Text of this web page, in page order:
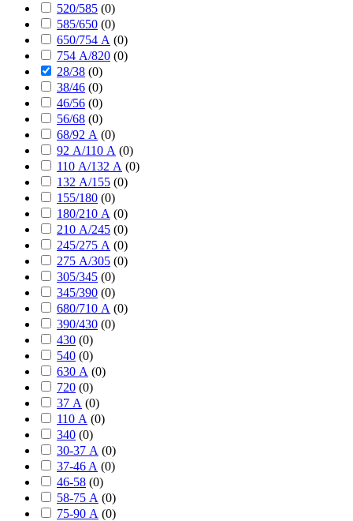
520/585 (0)
585/650 (0)
650/754 А (0)
754 А/820 (0)
28/38 (0)
38/46 (0)
46/56 (0)
56/68 (0)
68/92 А (0)
92 А/110 А (0)
110 А/132 А (0)
132 А/155 (0)
155/180 (0)
180/210 А (0)
210 А/245 (0)
245/275 А (0)
275 А/305 (0)
305/345 (0)
345/390 (0)
680/710 А (0)
390/430 (0)
430 (0)
540 (0)
630 А (0)
720 (0)
37 А (0)
110 А (0)
340 (0)
30-37 А (0)
37-46 A (0)
46-58 (0)
58-75 А (0)
75-90 А (0)